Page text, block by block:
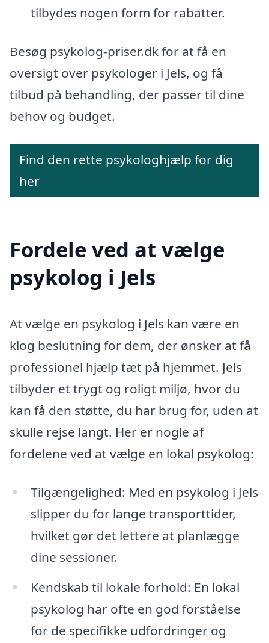
tilbydes nogen form for rabatter.
Besøg psykolog-priser.dk for at få en
oversigt over psykologer i Jels, og få
tilbud på behandling, der passer til dine
behov og budget.
Find den rette psykologhjælp for dig
her
Fordele ved at vælge
psykolog i Jels
At vælge en psykolog i Jels kan være en
klog beslutning for dem, der ønsker at få
professionel hjælp tæt på hjemmet. Jels
tilbyder et trygt og roligt miljø, hvor du
kan få den støtte, du har brug for, uden at
skulle rejse langt. Her er nogle af
fordelene ved at vælge en lokal psykolog:
Tilgængelighed: Med en psykolog i Jels
slipper du for lange transporttider,
hvilket gør det lettere at planlægge
dine sessioner.
Kendskab til lokale forhold: En lokal
psykolog har ofte en god forståelse
for de specifikke udfordringer og